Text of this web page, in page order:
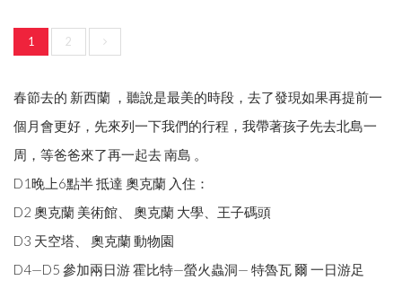
片
換
臉
1 2
春節去的 新西蘭 ，聽說是最美的時段，去了發現如果再提前一
個月會更好，先來列一下我們的行程，我帶著孩子先去北島一
周，等爸爸來了再一起去 南島 。
D1晚上6點半 抵達 奧克蘭 入住：
D2 奧克蘭 美術館、 奧克蘭 大學、王子碼頭
D3 天空塔、 奧克蘭 動物園
D4—D5 參加兩日游 霍比特—螢火蟲洞— 特魯瓦 爾 一日游足